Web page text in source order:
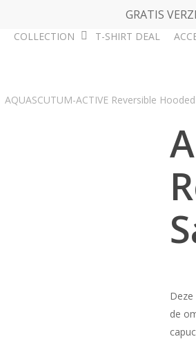
GRATIS
COLLECTION T-SHIRT DEAL
AQUASCUTUM-ACTIVE Reversible
de